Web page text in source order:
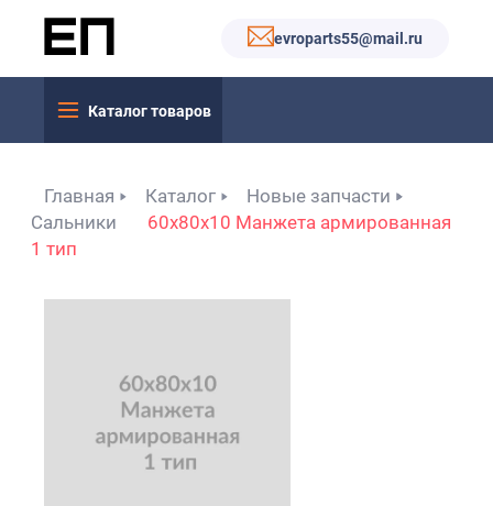
evroparts55@mail.ru
Каталог товаров
Главная Каталог
Новые запчасти
Сальники
60x80x10 Манжета армированная
1 тип